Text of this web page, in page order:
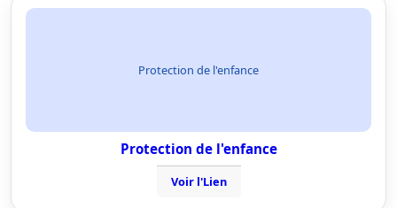
Protection de l'enfance
Protection de l'enfance
Voir l'Lien